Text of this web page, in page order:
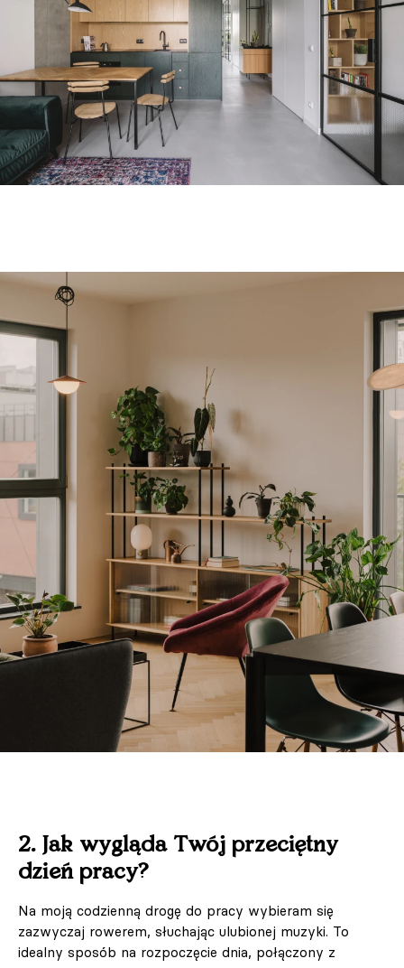
2. Jak wygląda Twój przeciętny
dzień pracy?
Na moją codzienną drogę do pracy wybieram się
zazwyczaj rowerem, słuchając ulubionej muzyki. To
idealny sposób na rozpoczęcie dnia, połączony z